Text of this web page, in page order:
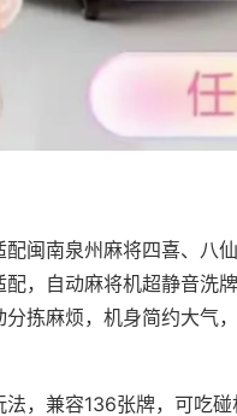
闽南泉州麻将四喜、八
，自动麻将机超静音洗
拣麻烦，机身简约大气
，兼容136张牌，可吃